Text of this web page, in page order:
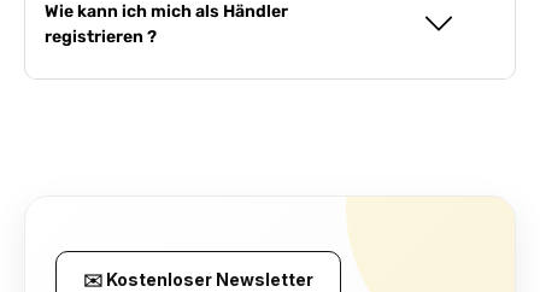
Wie kann ich mich als Händler
registrieren ?
✉️ Kostenloser Newsletter